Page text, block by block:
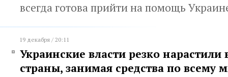
всегда готова прийти на помощь
19 декабря / 20:11
Украинские власти резко
страны, занимая средства по всему